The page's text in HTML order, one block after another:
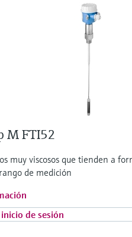
M FTI52
muy viscosos que tienden a
de medición
inicio de sesión